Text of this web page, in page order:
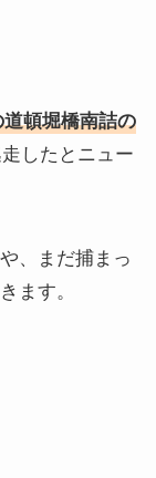
頓堀橋南詰の
したとニュー
、まだ捕まっ
ます。